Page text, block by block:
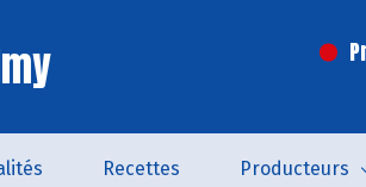
Recettes Producteurs